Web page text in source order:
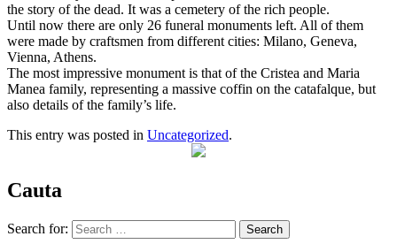
the story of the dead. It was a cemetery of the rich people.
Until now there are only 26 funeral monuments left. All of them
were made by craftsmen from different cities: Milano, Geneva,
Vienna, Athens.
The most impressive monument is that of the Cristea and Maria
Manea family, representing a massive coffin on the catafalque, but
also details of the family’s life.
This entry was posted in Uncategorized.
Cauta
Search for: